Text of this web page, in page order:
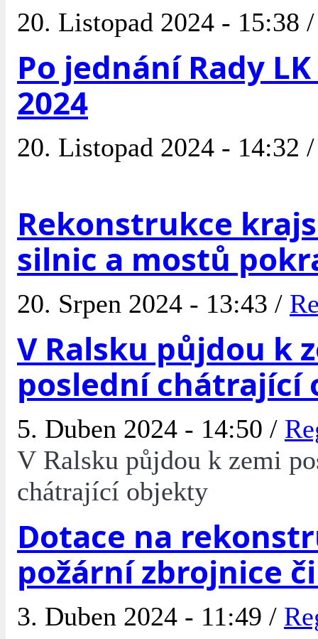
20. Listopad 2024 - 15:38
Po jednání Rady LK
2024
20. Listopad 2024 - 14:32
Rekonstrukce
silnic a mostů
20. Srpen 2024 - 13:43 /
V Ralsku půjdou k
poslední chátrající
5. Duben 2024 - 14:50 /
V Ralsku půjdou k zemi
chátrající objekty
Dotace na
požární zbrojnice
3. Duben 2024 - 11:49 /